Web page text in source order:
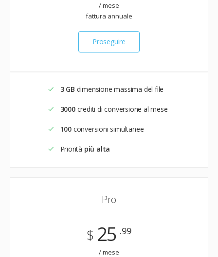
/ mese
fattura annuale
Proseguire
3 GB dimensione massima del file
3000crediti di conversione al mese
100conversioni simultanee
Priorità più alta
Pro
$ 25 .99
/ mese